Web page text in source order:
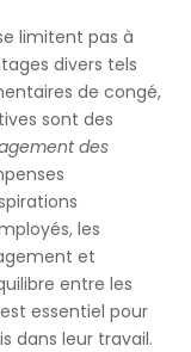
limitent pas à
divers tels
de congé,
sont des
des
les
et
entre les
essentiel pour
dans leur travail.